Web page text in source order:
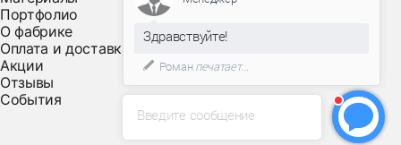
Портфолио
О фабрике
Оплата и доставка
Акции
Отзывы
События
Введите сообщение
Здравствуйте!
Романпечатает...